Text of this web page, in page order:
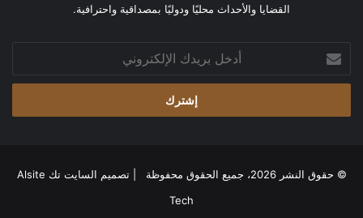
القضايا والأحداث محليًا ودوليًا بمصداقية واحترافية.
بريدك
الإلكتروني
© حقوق النشر 2026، جميع الحقوق محفوظة | تصميم
السايت تك Alsite
Tech